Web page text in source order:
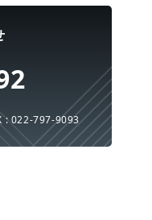
: 022-797-9093